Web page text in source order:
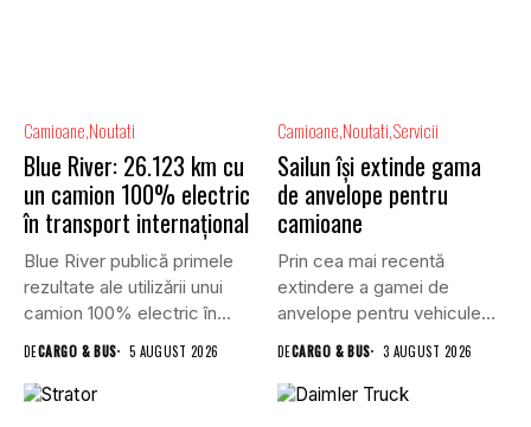
Camioane Noutati
Blue River: 26.123 km cu
un camion 100% electric
în transport internațional
Blue River publică primele
rezultate ale utilizării unui
camion 100% electric în...
DECARGO & BUS 5 AUGUST 2026
Camioane Noutati Servicii
Sailun își extinde gama
de anvelope pentru
camioane
Prin cea mai recentă
extindere a gamei de
anvelope pentru vehicule
DECARGO & BUS 3 AUGUST 2026